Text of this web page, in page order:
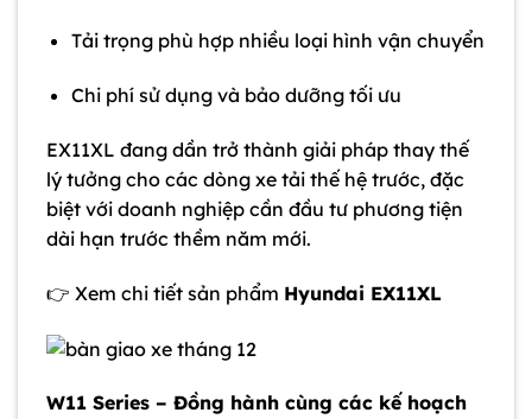
Tải trọng phù hợp nhiều loại hình vận chuyển
Chi phí sử dụng và bảo dưỡng tối ưu
EX11XL đang dần trở thành giải pháp thay thế
lý tưởng cho các dòng xe tải thế hệ trước, đặc
biệt với doanh nghiệp cần đầu tư phương tiện
dài hạn trước thềm năm mới.
👉 Xem chi tiết sản phẩm Hyundai EX11XL
W11 Series – Đồng hành cùng các kế hoạch